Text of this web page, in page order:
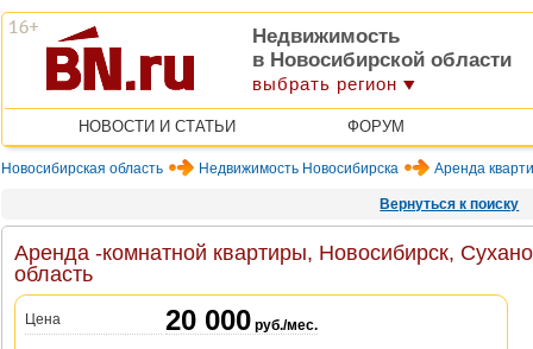
Недвижимость
в Новосибирской области
выбрать регион
НОВОСТИ И СТАТЬИ ФОРУМ
Новосибирская область Недвижимость Новосибирска Аренда
Вернуться к поиску
Аренда -комнатной квартиры, Новосибирск,
область
Цена 20 000 руб./мес.